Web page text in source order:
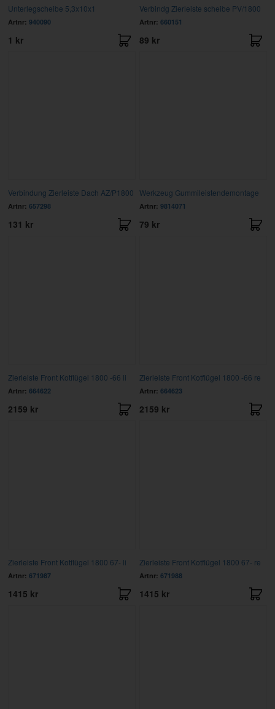
Unterlegscheibe 5,3x10x1
Artnr: 940090
1 kr
Verbindg Zierleiste scheibe PV/1800
Artnr: 660151
89 kr
Verbindung Zierleiste Dach AZ/P1800
Artnr: 657298
131 kr
Werkzeug Gummileistendemontage
Artnr: 9814071
79 kr
Zierleiste Front Kotflügel 1800 -66 li
Artnr: 664622
2159 kr
Zierleiste Front Kotflügel 1800 -66 re
Artnr: 664623
2159 kr
Zierleiste Front Kotflügel 1800 67- li
Artnr: 671987
1415 kr
Zierleiste Front Kotflügel 1800 67- re
Artnr: 671988
1415 kr